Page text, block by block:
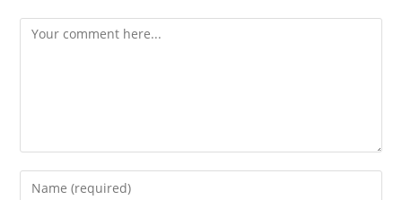
Comment
Enter